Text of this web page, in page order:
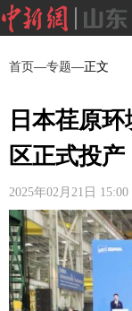
首页—专题—正文
日本荏原
区正式投产
2025年02月21日